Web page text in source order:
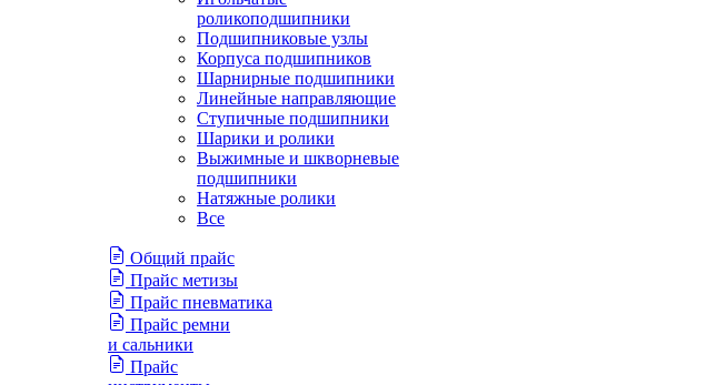
роликоподшипники
Подшипниковые узлы
Корпуса подшипников
Шарнирные подшипники
Линейные направляющие
Ступичные подшипники
Шарики и ролики
Выжимные и шкворневые
подшипники
Натяжные ролики
Все
Общий прайс
Прайс метизы
Прайс пневматика
Прайс ремни
и сальники
Прайс